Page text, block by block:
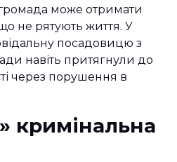
громада може отримати
не рятують життя. У
посадовицю з
навіть притягнули до
через порушення в
кримінальна